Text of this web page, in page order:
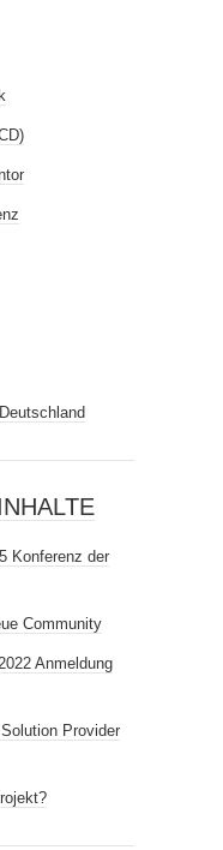
Konferenz der
Community
Anmeldung
Provider